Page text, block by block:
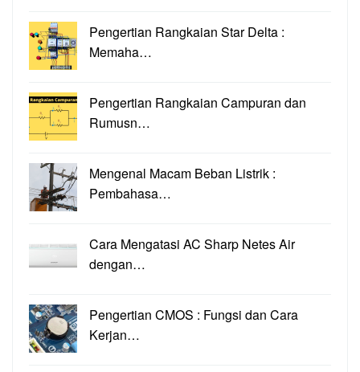
Pengertian Rangkaian Star Delta :
Memaha…
Pengertian Rangkaian Campuran dan
Rumusn…
Mengenal Macam Beban Listrik :
Pembahasa…
Cara Mengatasi AC Sharp Netes Air
dengan…
Pengertian CMOS : Fungsi dan Cara
Kerjan…